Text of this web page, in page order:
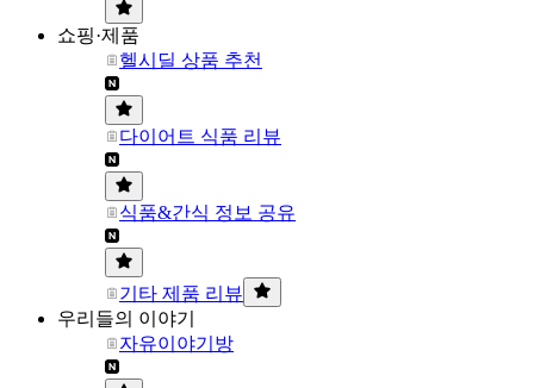
쇼핑·제품
헬시딜 상품 추천
다이어트 식품 리뷰
식품&간식 정보 공유
기타 제품 리뷰
우리들의 이야기
자유이야기방